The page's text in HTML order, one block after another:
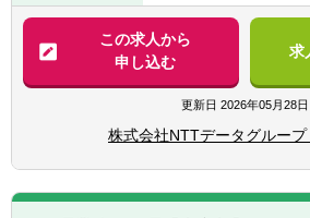
■キャリアパス：
・スキル/マネジメン
に合わせ、社内の状況
連するプロジェクト
成も可能です。
務が可能なほか、所
【キャリアパス】
スキル/マネジメント
合わせ、社内の状況に
するプロジェクト内
も可能です。
【歓迎条件】
■海外に本社機能を持
る内部監査経験、海外
ループでの内部監査
■他言語力：英語、中
■資格：公認内部監査
公認会計士、USCPA等
う。
■社内の監査チームの
プ会社の監査部門や
連携の上、同グルー
進する。
また、業務プロセスの
ィの監査、業務デー
ど、社内・グループ
この求人から
申し込む
求
更新日 2026年05月28日
株式会社NTTデータグルー